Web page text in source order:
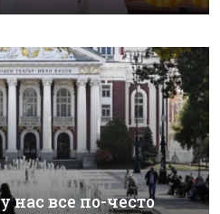
нас все по-често